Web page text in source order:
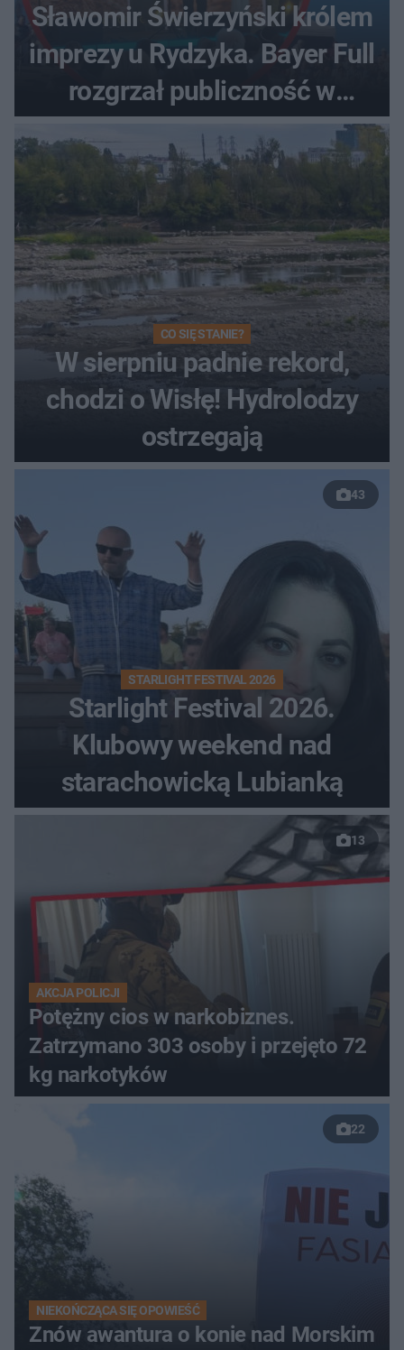
Sławomir Świerzyński królem
imprezy u Rydzyka. Bayer Full
rozgrzał publiczność w
Toruniu
CO SIĘ STANIE?
W sierpniu padnie rekord,
chodzi o Wisłę! Hydrolodzy
ostrzegają
43
STARLIGHT FESTIVAL 2026
Starlight Festival 2026.
Klubowy weekend nad
starachowicką Lubianką
13
AKCJA POLICJI
Potężny cios w narkobiznes.
Zatrzymano 303 osoby i przejęto 72
kg narkotyków
22
NIEKOŃCZĄCA SIĘ OPOWIEŚĆ
Znów awantura o konie nad Morskim